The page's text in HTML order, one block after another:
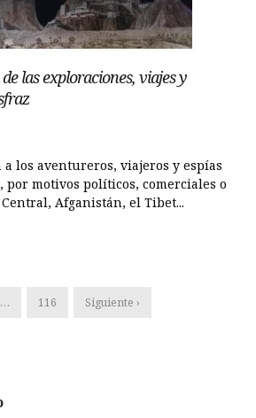
las exploraciones, viajes y
los aventureros, viajeros y espías
por motivos políticos, comerciales o
Afganistán, el Tibet...
… 116 Siguiente ›